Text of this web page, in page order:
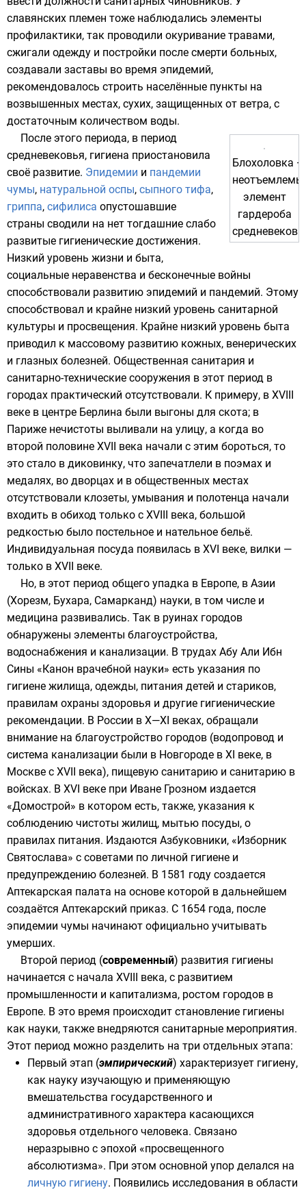
славянских племен тоже наблюдались элементы
профилактики, так проводили окуривание травами,
сжигали одежду и постройки после смерти больных,
создавали заставы во время эпидемий,
рекомендовалось строить населённые пункты на
возвышенных местах, сухих, защищенных от ветра, с
достаточным количеством воды.
Блохоловка —
элемент
гардероба
После этого периода, в период
средневековья, гигиена приостановила
своё развитие. Эпидемии и пандемии
чумы, натуральной оспы, сыпного тифа,
гриппа, сифилиса опустошавшие
страны сводили на нет тогдашние слабо
развитые гигиенические достижения.
Низкий уровень жизни и быта,
социальные неравенства и бесконечные войны
способствовали развитию эпидемий и пандемий. Этому
способствовал и крайне низкий уровень санитарной
культуры и просвещения. Крайне низкий уровень быта
приводил к массовому развитию кожных, венерических
и глазных болезней. Общественная санитария и
санитарно-технические сооружения в этот период в
городах практический отсутствовали. К примеру, в XVIII
веке в центре Берлина были выгоны для скота; в
Париже нечистоты выливали на улицу, а когда во
второй половине XVII века начали с этим бороться, то
это стало в диковинку, что запечатлели в поэмах и
медалях, во дворцах и в общественных местах
отсутствовали клозеты, умывания и полотенца начали
входить в обиход только с XVIII века, большой
редкостью было постельное и нательное бельё.
Индивидуальная посуда появилась в XVI веке, вилки —
только в XVII веке.
Но, в этот период общего упадка в Европе, в Азии
(Хорезм, Бухара, Самарканд) науки, в том числе и
медицина развивались. Так в руинах городов
обнаружены элементы благоустройства,
водоснабжения и канализации. В трудах Абу Али Ибн
Сины «Канон врачебной науки» есть указания по
гигиене жилища, одежды, питания детей и стариков,
правилам охраны здоровья и другие гигиенические
рекомендации. В России в X—XI веках, обращали
внимание на благоустройство городов (водопровод и
система канализации были в Новгороде в XI веке, в
Москве с XVII века), пищевую санитарию и санитарию в
войсках. В XVI веке при Иване Грозном издается
«Домострой» в котором есть, также, указания к
соблюдению чистоты жилищ, мытью посуды, о
правилах питания. Издаются Азбуковники, «Изборник
Святослава» с советами по личной гигиене и
предупреждению болезней. В 1581 году создается
Аптекарская палата на основе которой в дальнейшем
создаётся Аптекарский приказ. С 1654 года, после
эпидемии чумы начинают официально учитывать
умерших.
Второй период (современный) развития гигиены
начинается с начала XVIII века, с развитием
промышленности и капитализма, ростом городов в
Европе. В это время происходит становление гигиены
как науки, также внедряются санитарные мероприятия.
Этот период можно разделить на три отдельных этапа:
Первый этап (эмпирический) характеризует гигиену,
как науку изучающую и применяющую
вмешательства государственного и
административного характера касающихся
здоровья отдельного человека. Связано
неразрывно с эпохой «просвещенного
абсолютизма». При этом основной упор делался на
личную гигиену. Появились исследования в области